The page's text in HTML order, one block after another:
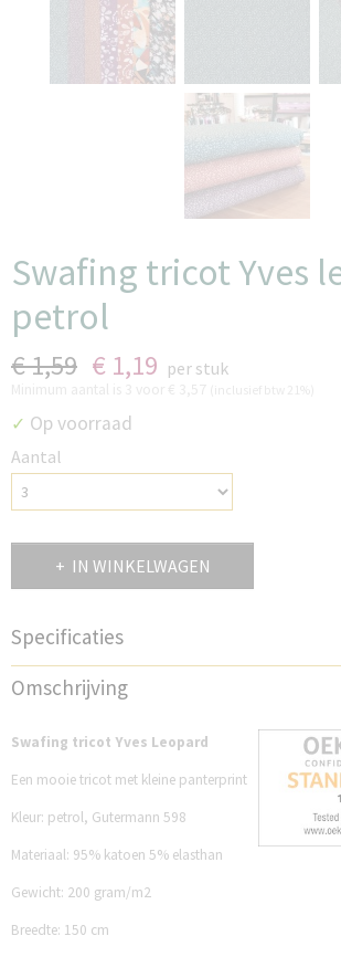
Swafing tricot Yves
petrol
€ 1,59 € 1,19 per stuk
✓ Op voorraad
Aantal
IN WINKELWAGEN
Specificaties
Productcode
ST749YP
Omschrijving
Swafing tricot Yves Leopard
Een mooie tricot met kleine panterprint
Kleur: petrol, Gutermann 598
Materiaal: 95% katoen 5% elasthan
Gewicht: 200 gram/m2
Breedte: 150 cm